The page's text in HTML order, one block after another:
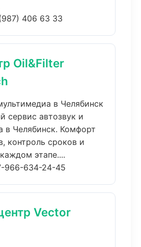
406 63 33
Oil&Filter
в Челябинск
сервис автозвук и
в Челябинск. Комфорт
контроль сроков и
этапе....
966-634-24-45
Vector